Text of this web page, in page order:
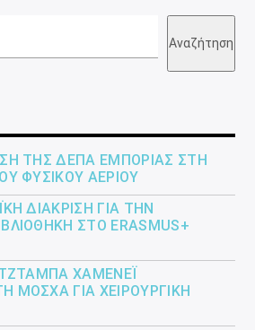
Αναζήτηση
ΤΗΣ ΔΕΠΑ ΕΜΠΟΡΊΑΣ ΣΤΗ
ΦΥΣΙΚΟΎ ΑΕΡΊΟΥ
ΔΙΆΚΡΙΣΗ ΓΙΑ ΤΗΝ
ΣΤΟ ERASMUS+
ΧΑΜΕΝΕΪ́
ΜΌΣΧΑ ΓΙΑ ΧΕΙΡΟΥΡΓΙΚΉ